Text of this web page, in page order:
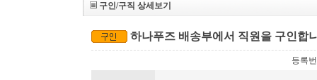
구인/구직 상세보기
하나푸즈 배송부에서 직원을 구인합
등록